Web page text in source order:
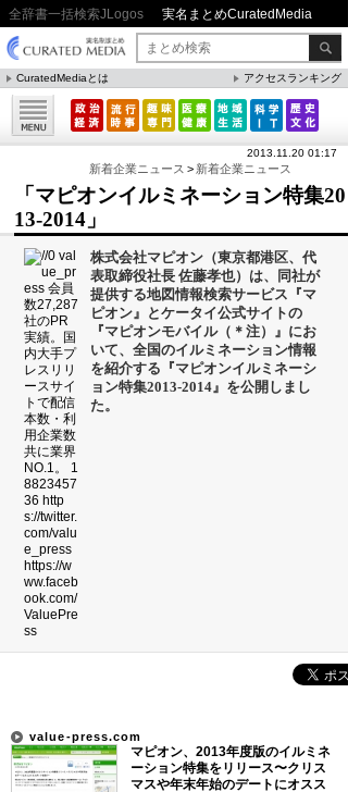
全辞書一括検索JLogos 実名まとめCuratedMedia
CuratedMediaとは アクセスランキング
「マピオンイルミネーション特集20
13-2014」
2013.11.20 01:17
新着企業ニュース > 新着企業ニュース
株式会社マピオン（東京都港区、代
表取締役社長 佐藤孝也）は、同社が
提供する地図情報検索サービス『マ
ピオン』とケータイ公式サイトの
『マピオンモバイル（＊注）』にお
いて、全国のイルミネーション情報
を紹介する『マピオンイルミネーシ
ョン特集2013-2014』を公開しまし
た。
value-press.com
マピオン、2013年度版のイルミネ
ーション特集をリリース〜クリス
マスや年末年始のデートにオスス
ファクト・統計
方法・ノウハウ
メリット・デメリット
CafeTalk
今日は何の日(8月)
今日は何の日(9月）
「防災」関連
雲の形（十種雲形まとめ）
吉本新喜劇の歴代座長
珍獣テンレックの護身術～日本最…
前田利家は唐沢寿明だけ？まつは…
裁判員制度の賛成・反対意見
コンストラクション・マネジメン…
「0180」などの有料通話にご注意を